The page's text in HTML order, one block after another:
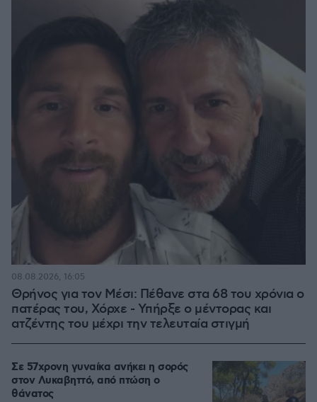
Θρήνος για τον Μέσι: Πέθανε στα 68 του χρόνια ο
πατέρας του, Χόρχε - Υπήρξε ο μέντορας και
ατζέντης του μέχρι την τελευταία στιγμή
08.08.2026, 16:05
Σε 57χρονη γυναίκα ανήκει η σορός
στον Λυκαβηττό, από πτώση ο
θάνατος